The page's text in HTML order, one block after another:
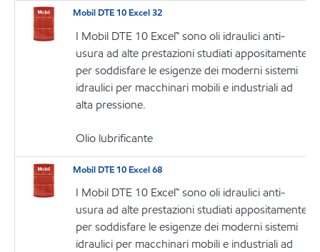
Mobil DTE 10 Excel 32
I Mobil DTE 10 Excel™ sono oli idraulici anti-
usura ad alte prestazioni studiati appositamente
per soddisfare le esigenze dei moderni sistemi
idraulici per macchinari mobili e industriali ad
alta pressione.
Olio lubrificante
Mobil DTE 10 Excel 68
I Mobil DTE 10 Excel™ sono oli idraulici anti-
usura ad alte prestazioni studiati appositamente
per soddisfare le esigenze dei moderni sistemi
idraulici per macchinari mobili e industriali ad